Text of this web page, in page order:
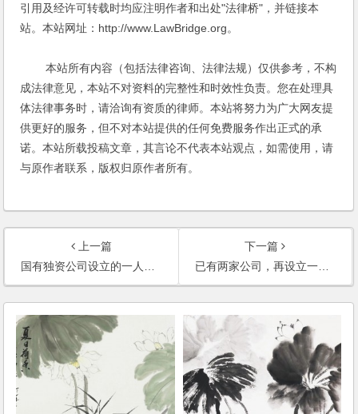
引用及经许可转载时均应注明作者和出处"法律桥"，并链接本
站。本站网址：http://www.LawBridge.org。
本站所有内容（包括法律咨询、法律法规）仅供参考，不构
成法律意见，本站不对资料的完整性和时效性负责。您在处理具
体法律事务时，请洽询有资质的律师。本站将努力为广大网友提
供更好的服务，但不对本站提供的任何免费服务作出正式的承
诺。本站所载投稿文章，其言论不代表本站观点，如需使用，请
与原作者联系，版权归原作者所有。
上一篇
国有独资公司设立的一人公司，该一人公司需要承担国企的债务吗？
下一篇
已有两家公司，再设立一家公司作为母公司，如何将子公司装进来？